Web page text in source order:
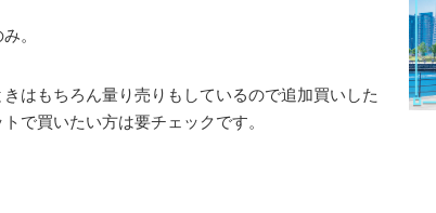
。
はもちろん量り売りもしているので追加買いした
で買いたい方は要チェックです。